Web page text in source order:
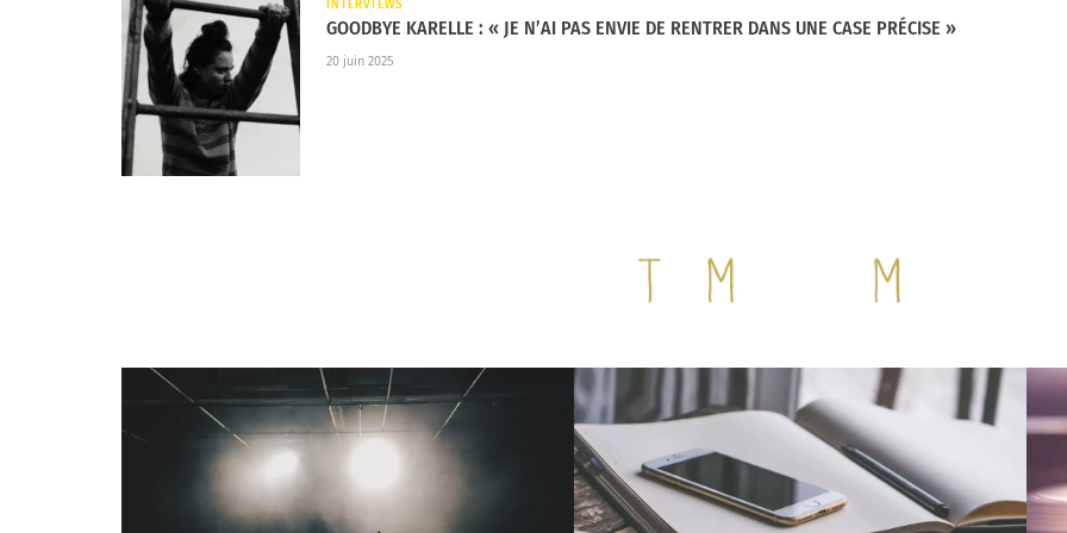
coutent moins chers. On met deux personnes sur scène, on branche une clé usb et on crée un live.
D’une certaine manière, c’est très bien parce que ça démocratise l’accès à la scène. On peut faire des
concerts sans avoir été au conservatoire pendant dix ans. L’accès à la musique est facilité pour des
personnes qui sont issus de certaines classes sociales, des personnes queer ou racisées. Mais quand
veut faire du rock, c’est compliqué parce que l’industrie n’est pas toujours prête à accueillir cinq
personnes qui arrivent sur scène avec un instrument. C’est donc peut-être sur cet aspect là que c’est
: Je pense que c’est surtout la musique que nous avons envie de faire sur scène. Mais comme dis
passages radio potentiels. Ce qui est le cas aussi pour d’autres styles musicaux.
TMM : Votre premier album ‘Sur leurs cendres’ est paru en février dernier. Il s’inscrit dans une veine
résolument punk aux textes engagés, en résonance avec une époque marquée par de multiples
bouleversements. Sans parler de révolution, il y a cette volonté de faire entendre votre voix, vos
INTERVIEWS
GOODBYE KARELLE : « JE N’AI PAS ENVIE DE RENTRER DANS UNE CASE PRÉCISE »
20 juin 2025